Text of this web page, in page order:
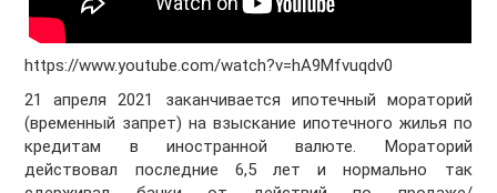
https://www.youtube.com/watch?v=hA9Mfvuqdv0
21 апреля 2021 заканчивается ипотечный мораторий
(временный запрет) на взыскание ипотечного жилья по
кредитам в иностранной валюте. Мораторий
действовал последние 6,5 лет и нормально так